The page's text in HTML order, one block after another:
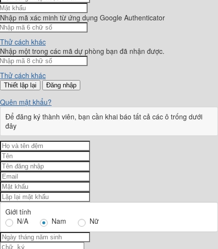
Nhập mã xác minh từ ứng dụng Google Authenticator
Thử cách khác
Nhập một trong các mã dự phòng bạn đã nhận được.
Thử cách khác
Đăng nhập
Quên mật khẩu?
Để đăng ký thành viên, bạn cần khai báo tất cả các ô trống dưới
đây
Giới tính
N/A
Nam Nữ